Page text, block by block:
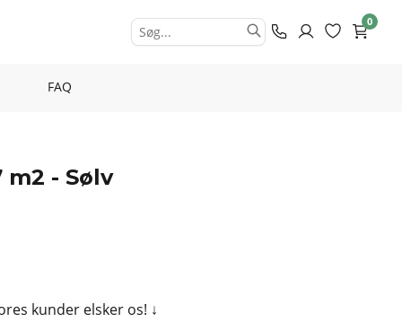
0
FAQ
m2 - Sølv
kunder elsker os!